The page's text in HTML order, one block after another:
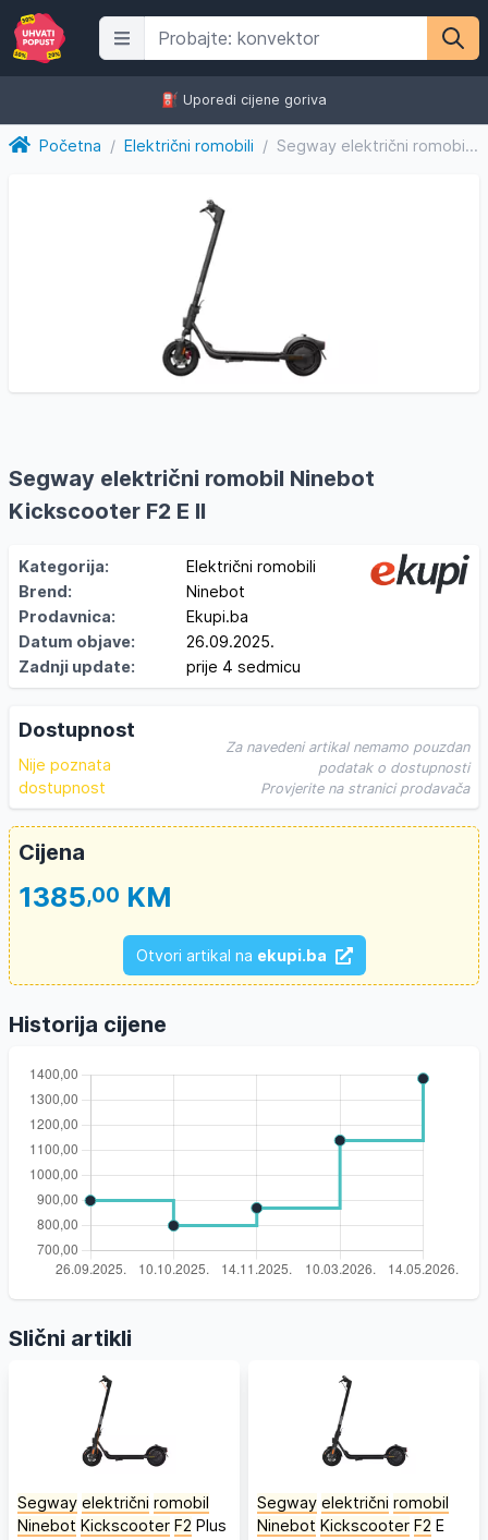
⛽️ Uporedi cijene goriva
Početna / Električni romobili / Segway električni romobil Ninebot Kickscooter F2 E II
Segway električni romobil Ninebot
Kickscooter F2 E II
Kategorija:
Električni romobili
Brend:
Ninebot
Prodavnica:
Ekupi.ba
Datum objave:
26.09.2025.
Zadnji update:
prije 4 sedmicu
Dostupnost
Nije poznata
dostupnost
Za navedeni artikal nemamo pouzdan
podatak o dostupnosti
Provjerite na stranici prodavača
Cijena
1385,00 KM
Otvori artikal na ekupi.ba
Historija cijene
Slični artikli
Segway električni romobil
Ninebot Kickscooter F2 Plus
Segway električni romobil
Ninebot Kickscooter F2 E